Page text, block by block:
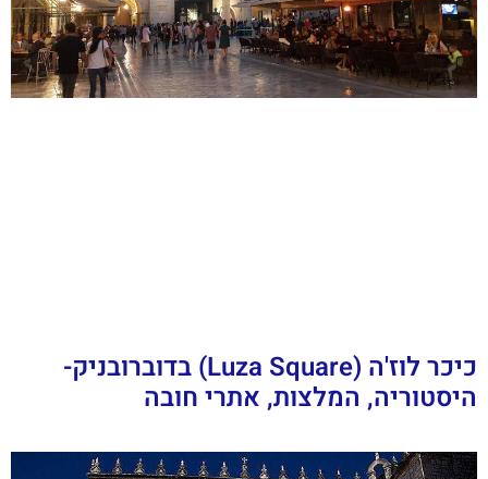
כיכר לוז'ה (Luza Square) בדוברובניק-
היסטוריה, המלצות, אתרי חובה